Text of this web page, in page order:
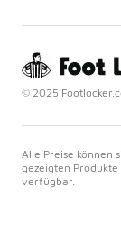
© 2025
Alle Preise können
gezeigten
verfügbar.